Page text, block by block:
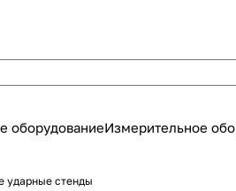
оборудованиеИзмерительное
ударные стенды